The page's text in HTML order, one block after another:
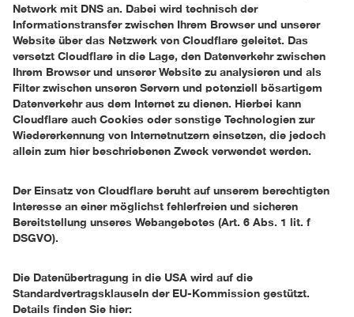
Network mit DNS an. Dabei wird technisch der
Informationstransfer zwischen Ihrem Browser und unserer
Website über das Netzwerk von Cloudflare geleitet. Das
versetzt Cloudflare in die Lage, den Datenverkehr zwischen
Ihrem Browser und unserer Website zu analysieren und als
Filter zwischen unseren Servern und potenziell bösartigem
Datenverkehr aus dem Internet zu dienen. Hierbei kann
Cloudflare auch Cookies oder sonstige Technologien zur
Wiedererkennung von Internetnutzern einsetzen, die jedoch
allein zum hier beschriebenen Zweck verwendet werden.
Der Einsatz von Cloudflare beruht auf unserem berechtigten
Interesse an einer möglichst fehlerfreien und sicheren
Bereitstellung unseres Webangebotes (Art. 6 Abs. 1 lit. f
DSGVO).
Die Datenübertragung in die USA wird auf die
Standardvertragsklauseln der EU-Kommission gestützt.
Details finden Sie hier: